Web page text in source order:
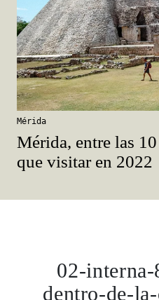
Mérida
Mérida, entre las
que visitar en 2022
02-
dentro-de-